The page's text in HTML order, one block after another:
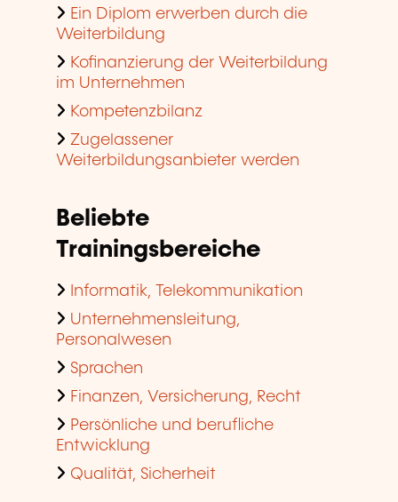
Ein Diplom erwerben durch die
Weiterbildung
Kofinanzierung der Weiterbildung
im Unternehmen
Kompetenzbilanz
Zugelassener
Weiterbildungsanbieter werden
Beliebte
Trainingsbereiche
Informatik, Telekommunikation
Unternehmensleitung,
Personalwesen
Sprachen
Finanzen, Versicherung, Recht
Persönliche und berufliche
Entwicklung
Qualität, Sicherheit